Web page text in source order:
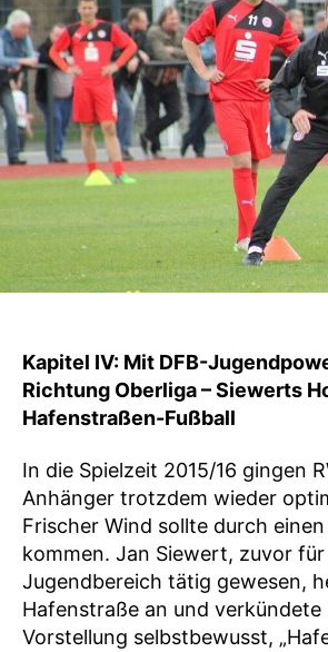
Kapitel IV: Mit DFB-
Richtung Oberliga – Siewerts
Hafenstraßen-Fußball
In die Spielzeit 2015/16 gingen
Anhänger trotzdem wieder
Frischer Wind sollte durch
kommen. Jan Siewert, zuvor für
Jugendbereich tätig gewesen,
Hafenstraße an und verkündete
Vorstellung selbstbewusst,